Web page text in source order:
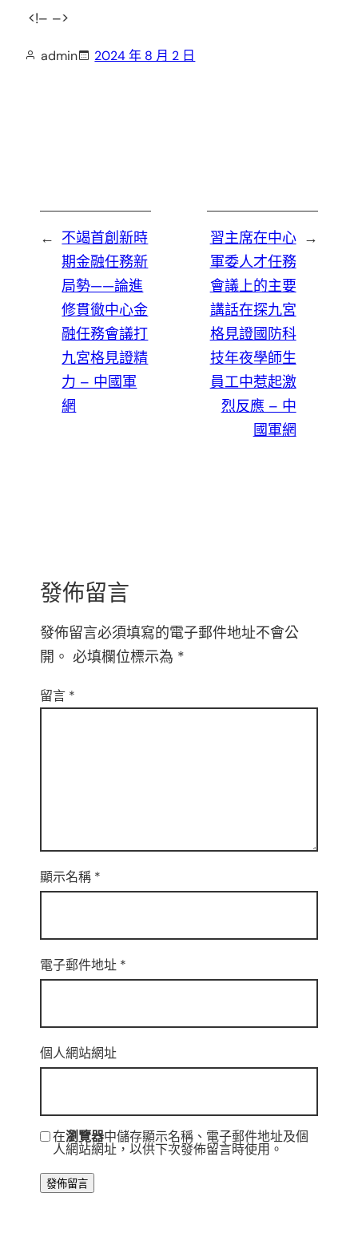
<!– –>
admin 2024 年 8 月 2 日
← 不竭首創新時
期金融任務新
局勢——論進
修貫徹中心金
融任務會議打
九宮格見證精
力 – 中國軍
網
→
習主席在中心
軍委人才任務
會議上的主要
講話在探九宮
格見證國防科
技年夜學師生
員工中惹起激
烈反應 – 中
國軍網
發佈留言
發佈留言必須填寫的電子郵件地址不會公
開。 必填欄位標示為 *
留言 *
顯示名稱 *
電子郵件地址 *
個人網站網址
在瀏覽器中儲存顯示名稱、電子郵件地址及個
人網站網址，以供下次發佈留言時使用。